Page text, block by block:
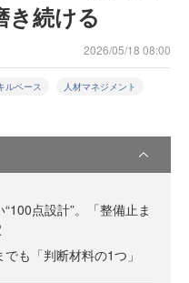
き続ける
2026/05/18 08:00
ルベース 人材マネジメント
点設計”。「整備止ま
も「判断材料の1つ」